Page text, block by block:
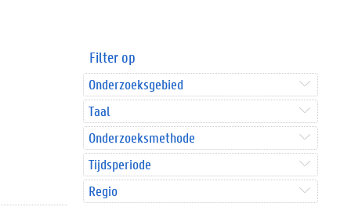
Filter op
Onderzoeksgebied
Taal
Onderzoeksmethode
Tijdsperiode
Regio